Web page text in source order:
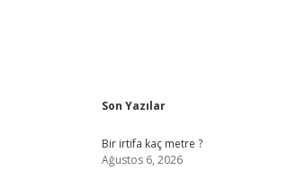
Sidebar
Son Yazılar
Bir irtifa kaç metre ?
Ağustos 6, 2026